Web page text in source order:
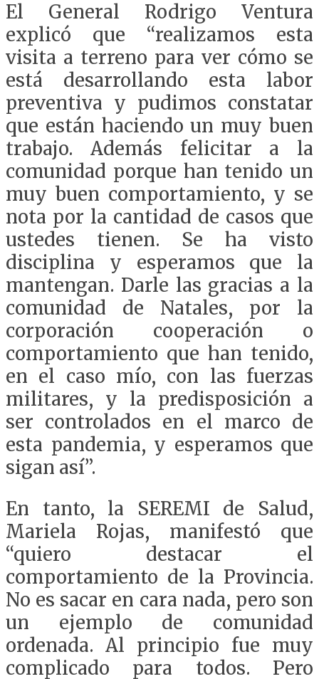
El General Rodrigo Ventura
explicó que “realizamos esta
visita a terreno para ver cómo se
está desarrollando esta labor
preventiva y pudimos constatar
que están haciendo un muy buen
trabajo. Además felicitar a la
comunidad porque han tenido un
muy buen comportamiento, y se
nota por la cantidad de casos que
ustedes tienen. Se ha visto
disciplina y esperamos que la
mantengan. Darle las gracias a la
comunidad de Natales, por la
corporación cooperación o
comportamiento que han tenido,
en el caso mío, con las fuerzas
militares, y la predisposición a
ser controlados en el marco de
esta pandemia, y esperamos que
sigan así”.
En tanto, la SEREMI de Salud,
Mariela Rojas, manifestó que
“quiero destacar el
comportamiento de la Provincia.
No es sacar en cara nada, pero son
un ejemplo de comunidad
ordenada. Al principio fue muy
complicado para todos. Pero